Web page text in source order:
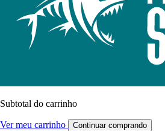
Subtotal do carrinho
Ver meu carrinho Continuar comprando